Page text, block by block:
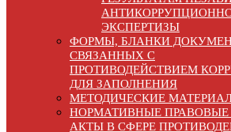
ЭКСПЕРТИЗЫ
ФОРМЫ, БЛАНКИ
СВЯЗАННЫХ С
ПРОТИВОДЕЙСТВИЕМ
ДЛЯ ЗАПОЛНЕНИЯ
МЕТОДИЧЕСКИЕ
НОРМАТИВНЫЕ
АКТЫ В СФЕРЕ